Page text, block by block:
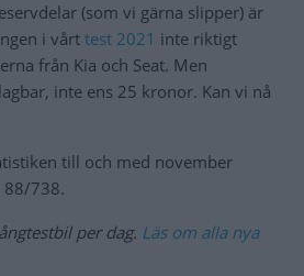
(som vi gärna slipper) är
i vårt test 2021 inte riktigt
från Kia och Seat. Men
inte ens 25 kronor. Kan vi nå
till och med november
88/738.
per dag. Läs om alla nya